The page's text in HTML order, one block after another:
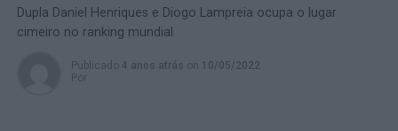
Dupla Daniel Henriques e Diogo Lampreia ocupa o lugar
cimeiro no ranking mundial
Publicado 4 anos atrás on 10/05/2022
Por